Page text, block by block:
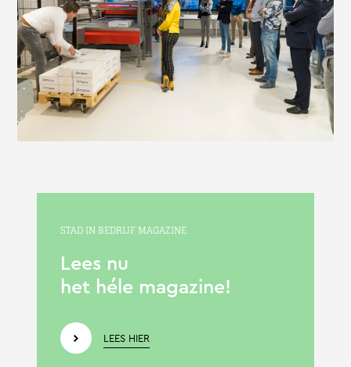
STAD IN BEDRIJF MAGAZINE
Lees nu
het héle magazine!
LEES HIER